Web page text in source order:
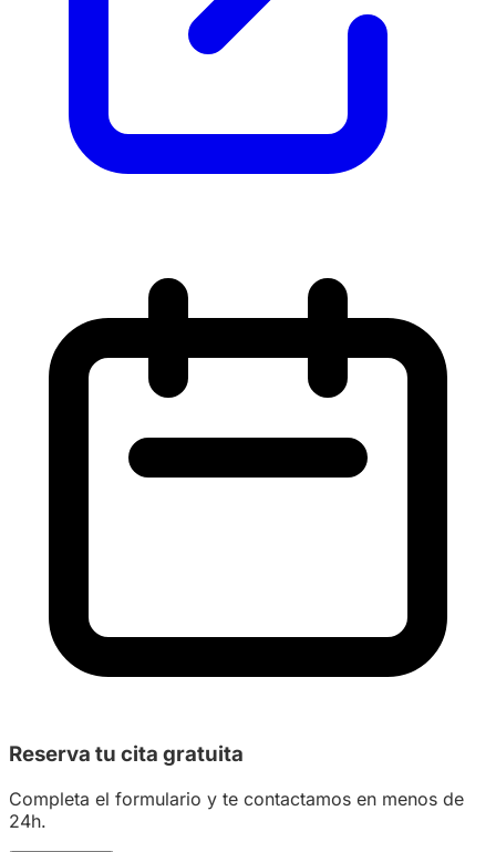
Reserva tu cita gratuita
Completa el formulario y te contactamos en menos de
24h.